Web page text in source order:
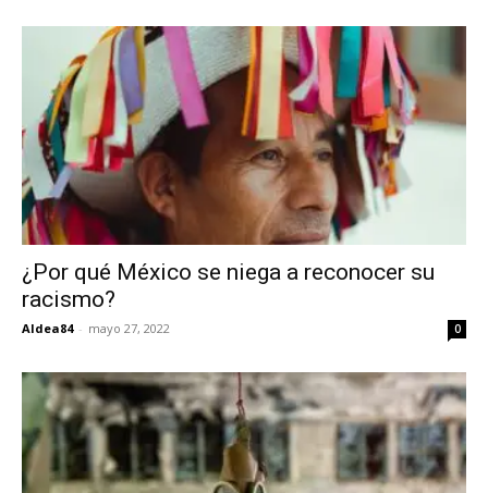
¿Por qué México se niega a reconocer su
racismo?
Aldea84 - mayo 27, 2022 0